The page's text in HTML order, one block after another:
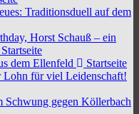
Traditionsduell auf dem
Horst Schauß – ein
Startseite
dem Ellenfeld
Startseite
Lohn für viel Leidenschaft!
Schwung gegen Köllerbach